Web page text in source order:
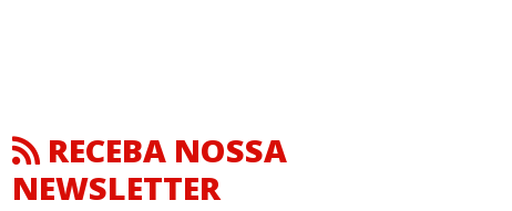
RECEBA NOSSA
NEWSLETTER